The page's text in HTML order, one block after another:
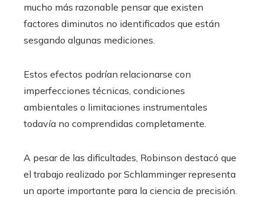
mucho más razonable pensar que existen
factores diminutos no identificados que están
sesgando algunas mediciones.
Estos efectos podrían relacionarse con
imperfecciones técnicas, condiciones
ambientales o limitaciones instrumentales
todavía no comprendidas completamente.
A pesar de las dificultades, Robinson destacó que
el trabajo realizado por Schlamminger representa
un aporte importante para la ciencia de precisión.